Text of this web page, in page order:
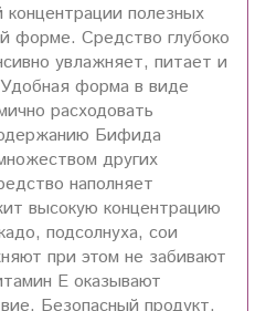
полезных
форме. Средство глубоко
увлажняет, питает и
форма в виде
расходовать
Бифида
других
наполняет
высокую концентрацию
подсолнуха, сои
при этом не забивают
Е оказывают